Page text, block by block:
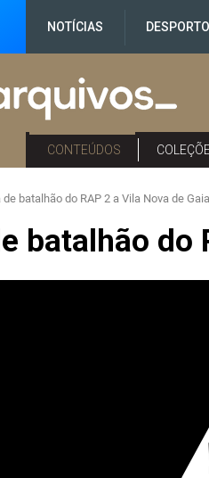
NOTÍCIAS DESPORTO
CONTEÚDOS
de batalhão do RAP 2 a Vila Nova de Gaia
batalhão do